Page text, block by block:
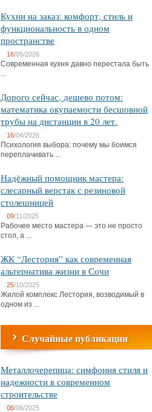
Кухни на заказ: комфорт, стиль и
функциональность в одном
пространстве
16/05/2026
Современная кухня давно перестала быть
...
Дорого сейчас, дешево потом:
математика окупаемости бесшовной
трубы на дистанции в 20 лет.
16/04/2026
Психология выбора: почему мы боимся
переплачивать ...
Надёжный помощник мастера:
слесарный верстак с резиновой
столешницей
09/11/2025
Рабочее место мастера — это не просто
стол, а ...
ЖК “Лестория” как современная
альтернатива жизни в Сочи
25/10/2025
Жилой комплекс Лестория, возводимый в
одном из ...
Случайные публикации
Металлочерепица: симфония стиля и
надежности в современном
строительстве
06/06/2025